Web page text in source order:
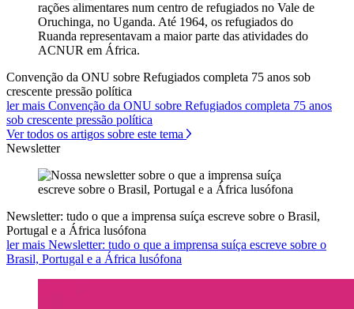
Convenção da ONU sobre Refugiados completa 75 anos sob
crescente pressão política
ler mais Convenção da ONU sobre Refugiados completa 75 anos
sob crescente pressão política
Ver todos os artigos sobre este tema
Newsletter
Newsletter: tudo o que a imprensa suíça escreve sobre o Brasil,
Portugal e a África lusófona
ler mais Newsletter: tudo o que a imprensa suíça escreve sobre o
Brasil, Portugal e a África lusófona